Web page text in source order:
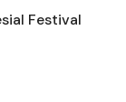
Festival